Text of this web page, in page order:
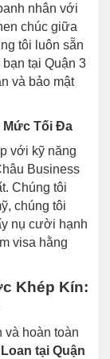
nhân với
chúc giữa
tôi luôn sẵn
tại Quận 3
và bảo mật
Mức Tối Đa
với kỹ năng
Business
Chúng tôi
chúng tôi
nụ cười hạnh
visa hằng
Khép Kín:
và hoàn toàn
tại Quận